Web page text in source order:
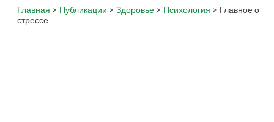
Главная > Публикации > Здоровье > Психология > Главное о
стрессе